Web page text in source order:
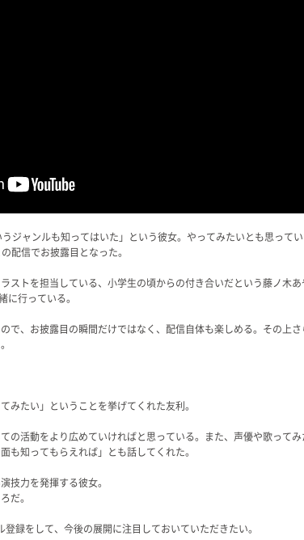
ジャンルも知ってはいた」という彼女。やってみたいとも思って
配信でお披露目となった。
ストを担当している、小学生の頃からの付き合いだという藤ノ木
に行っている。
で、お披露目の瞬間だけではなく、配信自体も楽しめる。その上
みたい」ということを挙げてくれた友利。
の活動をより広めていければと思っている。また、声優や歌って
も知ってもらえれば」とも話してくれた。
技力を発揮する彼女。
だ。
録をして、今後の展開に注目しておいていただきたい。